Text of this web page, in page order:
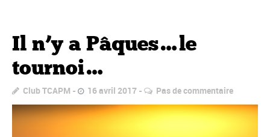
Il n’y a Pâques…le
tournoi…
Club TCAPM 16 avril 2017 Pas de commentaire